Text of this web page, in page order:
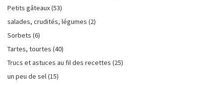
Petits gâteaux(53)
salades, crudités, légumes (2)
Sorbets (6)
Tartes, tourtes (40)
Trucs et astuces au fil des recettes (25)
un peu de sel(15)